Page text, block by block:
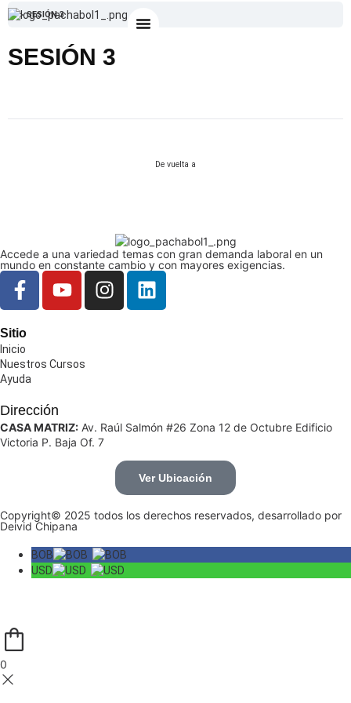
SESIÓN 3
SESIÓN 3
De vuelta a
Accede a una variedad temas con gran demanda laboral en un
mundo en constante cambio y con mayores exigencias.
Sitio
Inicio
Nuestros Cursos
Ayuda
Dirección
CASA MATRIZ: Av. Raúl Salmón #26 Zona 12 de Octubre Edificio
Victoria P. Baja Of. 7
Ver Ubicación
Copyright© 2025 todos los derechos reservados, desarrollado por
Deivid Chipana
BOB
USD
0